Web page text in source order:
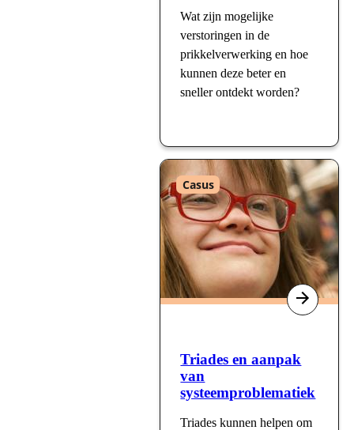
Wat zijn mogelijke
verstoringen in de
prikkelverwerking en hoe
kunnen deze beter en
sneller ontdekt worden?
Triades en aanpak
van
systeemproblematiek
Triades kunnen helpen om
Type
:
Casus